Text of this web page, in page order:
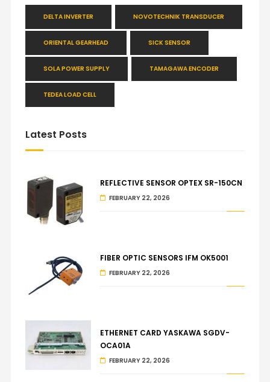
DELTA INVERTER NOVOTECHNIK TRANSDUCER
ORIENTAL GEARHEAD SICK SENSOR
SOLA POWER SUPPLY TAMAGAWA ENCODER
TEDEA LOAD CELL
Latest Posts
REFLECTIVE SENSOR OPTEX SR-150CN
FEBRUARY 22, 2026
FIBER OPTIC SENSORS IFM OK5001
FEBRUARY 22, 2026
ETHERNET CARD YASKAWA SGDV-
OCA01A
FEBRUARY 22, 2026